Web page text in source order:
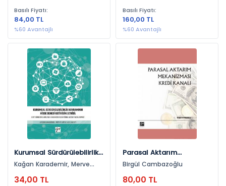
Basılı Fiyatı:
84,00 TL
%60 Avantajlı
Basılı Fiyatı:
160,00 TL
%60 Avantajlı
Kurumsal Sürdürülebilirlik
Kavramının Hisse Senedi
Getirisine Etkisi
Kağan Karademir, Merve
34,00 TL
Parasal Aktarım
Mekanizması Kredi Kanalı
Birgül Cambazoğlu
80,00 TL